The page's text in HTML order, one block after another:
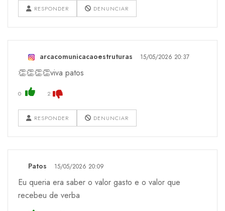
RESPONDER DENUNCIAR
arcacomunicacaoestruturas 15/05/2026 20:37
👏👏👏👏viva patos
0 2
RESPONDER DENUNCIAR
Patos 15/05/2026 20:09
Eu queria era saber o valor gasto e o valor que
recebeu de verba